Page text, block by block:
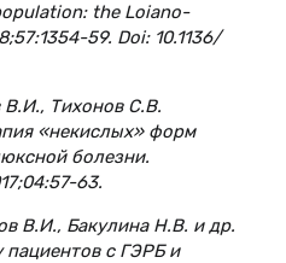
the Loiano-
59. Doi: 10.1136/
В.И., Тихонов С.В.
«некислых» форм
болезни.
63.
В.И., Бакулина Н.В. и др.
пациентов с ГЭРБ и